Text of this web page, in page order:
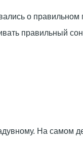
о правильном
правильный
На самом